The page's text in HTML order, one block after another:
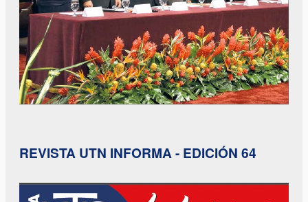
REVISTA UTN INFORMA - EDICIÓN 64